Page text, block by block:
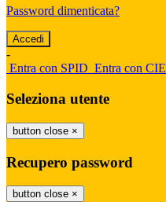
Password dimenticata?
-
Entra con SPID Entra con CIE
Seleziona utente
button close ×
Recupero password
button close ×